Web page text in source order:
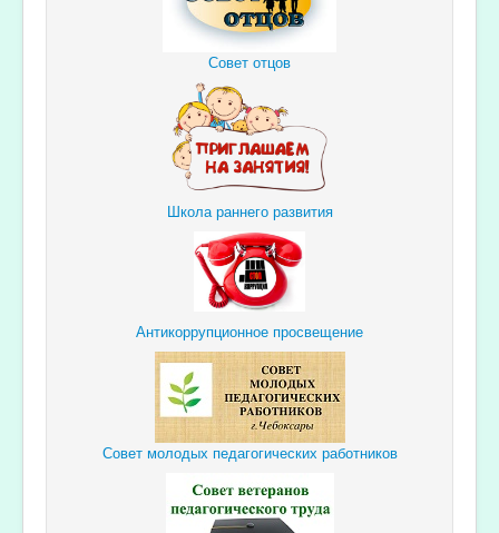
Совет отцов
Школа раннего развития
Антикоррупционное просвещение
Совет молодых педагогических работников